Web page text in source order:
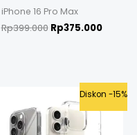
iPhone 16 Pro Max
Rp399.000 Rp375.000
Diskon -15%
Original
price
was:
Rp349.000.
is: